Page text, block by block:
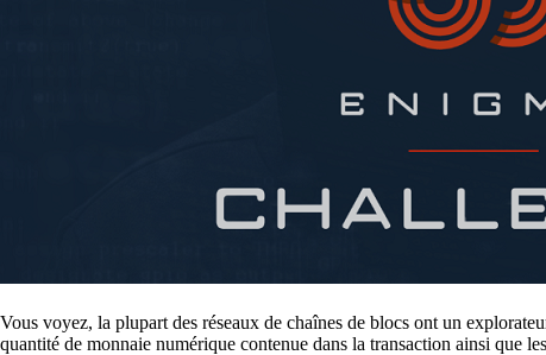
Vous voyez, la plupart des réseaux de chaînes de blocs ont un
quantité de monnaie numérique contenue dans la transaction ainsi que